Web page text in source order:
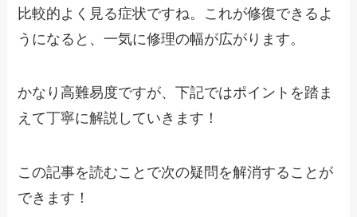
比較的よく見る症状ですね。これが修復できるよ
うになると、一気に修理の幅が広がります。
かなり高難易度ですが、下記ではポイントを踏ま
えて丁寧に解説していきます！
この記事を読むことで次の疑問を解消することが
できます！